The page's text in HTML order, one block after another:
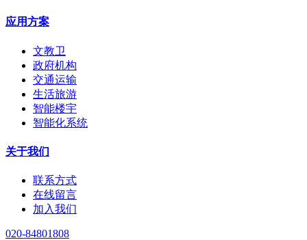
应用方案
文教卫
政府机构
交通运输
生活旅游
智能楼宇
智能化系统
关于我们
联系方式
在线留言
加入我们
020-84801808